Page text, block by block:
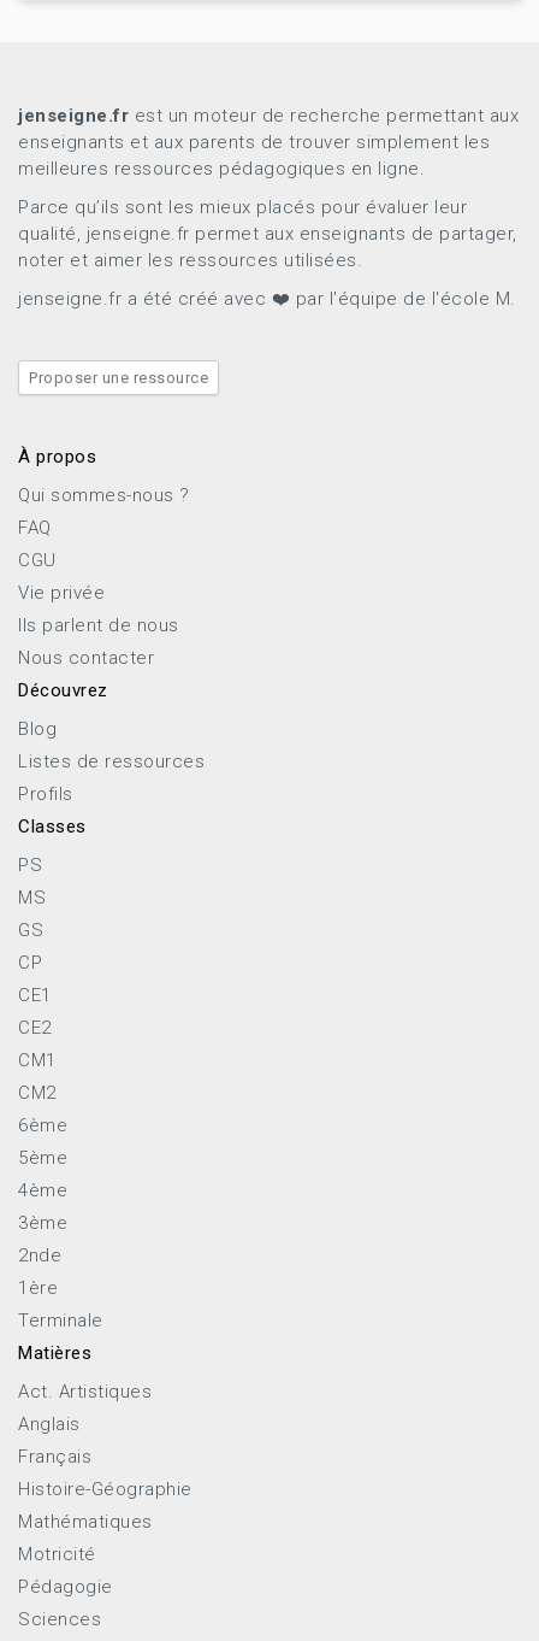
jenseigne.fr est un moteur de recherche permettant aux
enseignants et aux parents de trouver simplement les
meilleures ressources pédagogiques en ligne.
Parce qu’ils sont les mieux placés pour évaluer leur
qualité, jenseigne.fr permet aux enseignants de partager,
noter et aimer les ressources utilisées.
jenseigne.fr a été créé avec ❤️ par l'équipe de l'école M.
Proposer une ressource
À propos
Qui sommes-nous ?
FAQ
CGU
Vie privée
Ils parlent de nous
Nous contacter
Découvrez
Blog
Listes de ressources
Profils
Classes
PS
MS
GS
CP
CE1
CE2
CM1
CM2
6ème
5ème
4ème
3ème
2nde
1ère
Terminale
Matières
Act. Artistiques
Anglais
Français
Histoire-Géographie
Mathématiques
Motricité
Pédagogie
Sciences